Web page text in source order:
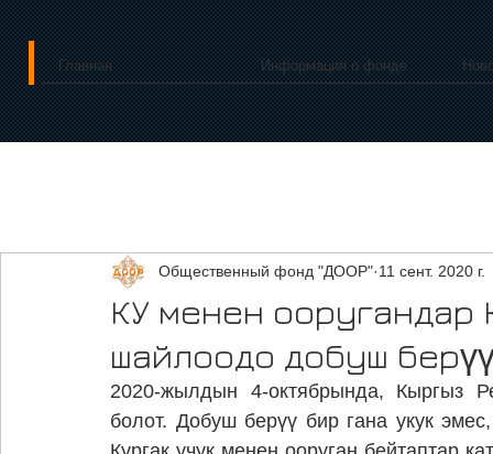
Главная Информация о фонде
КУ менен
шайлоодо добуш
Общественный фонд "ДООР" 11 сент. 2020 г.
2020-жылдын 4-октябрында, Кыргыз
болот. Добуш берүү бир гана укук